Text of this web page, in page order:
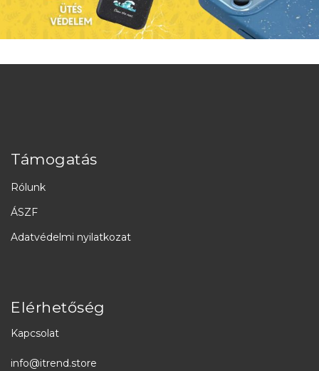
Támogatás
Rólunk
ÁSZF
Adatvédelmi nyilatkozat
Elérhetőség
Kapcsolat
info@itrend.store